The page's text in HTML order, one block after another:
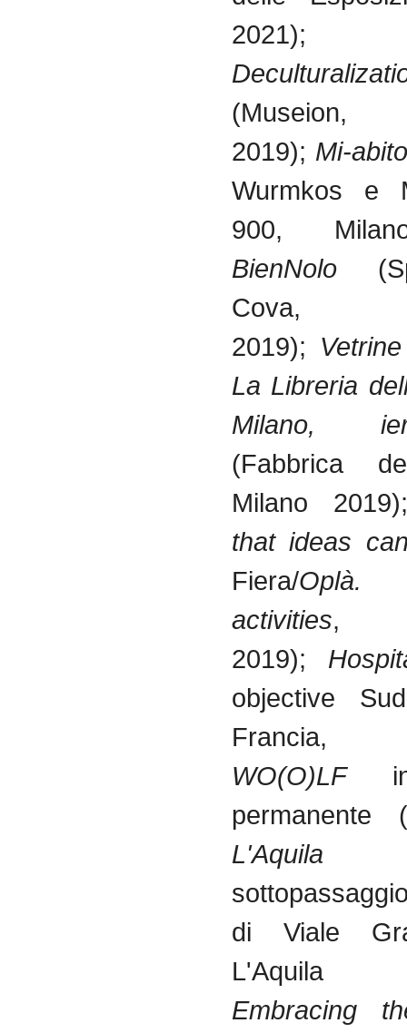
(Museion,
2019); Mi-
Wurmkos e
900,
BienNolo
Cova,
2019);
La Libreria
Milano,
(Fabbrica
Milano
that ideas
Fiera/Oplà.
activities,
2019);
objective
Francia,
WO(O)LF
L'Aquila
di Viale
L'Aquila
Embracing